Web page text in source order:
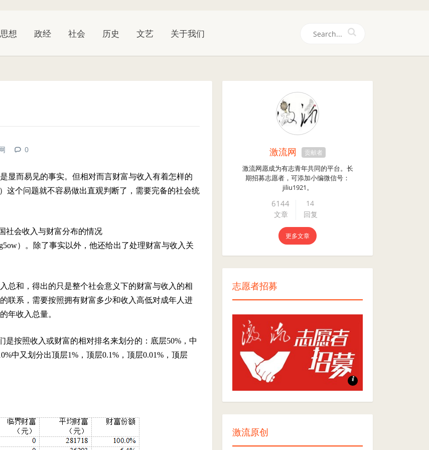
思想 政经 社会 历史 文艺 关于我们
0
而易见的事实。但相对而言财富与收入有着怎样的
这个问题就不容易做出直观判断了，需要完备的社会统
社会收入与财富分布的情况
）。除了事实以外，他还给出了处理财富与收入关
总和，得出的只是整个社会意义下的财富与收入的相
联系，需要按照拥有财富多少和收入高低对成年人进
年收入总量。
是按照收入或财富的相对排名来划分的：底层50%，中
中又划分出顶层1%，顶层0.1%，顶层0.01%，顶层
激流网 贡献者
激流网愿成为有志青年共同的平台。长
期招募志愿者，可添加小编微信号：
jiliu1921。
6144
文章
14
回复
更多文章
志愿者招募
志愿者招募
激流原创